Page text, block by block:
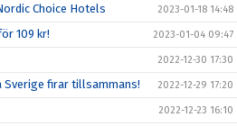
Choice Hotels 2023-01-18 14:48
109 kr! 2023-01-04 09:47
2022-12-30 17:30
firar tillsammans! 2022-12-29 17:20
2022-12-23 16:10